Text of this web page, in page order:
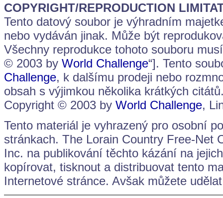
COPYRIGHT/REPRODUCTION
Tento datový soubor je výhradním
nebo vydáván jinak. Může být
Všechny reprodukce tohoto souboru
© 2003 by World Challenge“]. Tento
Challenge, k dalšímu prodeji nebo
obsah s výjimkou několika krátkých
Copyright © 2003 by World Challenge,
Tento materiál je vyhrazený pro osobní
stránkach. The Lorain Country Free-Net
Inc. na publikování těchto kázání na
kopírovat, tisknout a distribuovat tento
Internetové stránce. Avšak můžete